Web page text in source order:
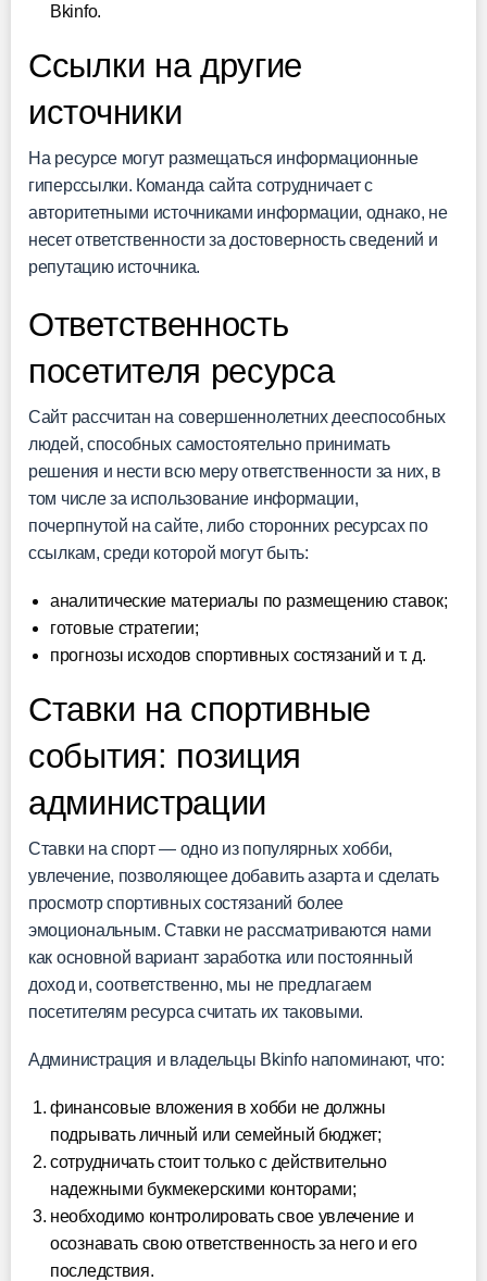
Bkinfo.
Ссылки на другие
источники
На ресурсе могут размещаться информационные
гиперссылки. Команда сайта сотрудничает с
авторитетными источниками информации, однако, не
несет ответственности за достоверность сведений и
репутацию источника.
Ответственность
посетителя ресурса
Сайт рассчитан на совершеннолетних дееспособных
людей, способных самостоятельно принимать
решения и нести всю меру ответственности за них, в
том числе за использование информации,
почерпнутой на сайте, либо сторонних ресурсах по
ссылкам, среди которой могут быть:
аналитические материалы по размещению ставок;
готовые стратегии;
прогнозы исходов спортивных состязаний и т. д.
Ставки на спортивные
события: позиция
администрации
Ставки на спорт — одно из популярных хобби,
увлечение, позволяющее добавить азарта и сделать
просмотр спортивных состязаний более
эмоциональным. Ставки не рассматриваются нами
как основной вариант заработка или постоянный
доход и, соответственно, мы не предлагаем
посетителям ресурса считать их таковыми.
Администрация и владельцы Bkinfo напоминают, что:
финансовые вложения в хобби не должны
подрывать личный или семейный бюджет;
сотрудничать стоит только с действительно
надежными букмекерскими конторами;
необходимо контролировать свое увлечение и
осознавать свою ответственность за него и его
последствия.